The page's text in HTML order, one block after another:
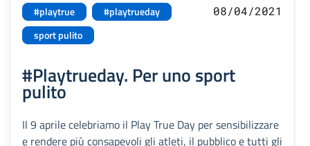
#playtrue
#playtrueday
sport pulito
08/04/2021
#Playtrueday. Per uno sport
pulito
Il 9 aprile celebriamo il Play True Day per sensibilizzare
e rendere più consapevoli gli atleti, il pubblico e tutti gli